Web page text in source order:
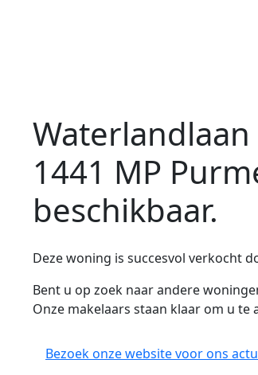
Waterlandlaan
1441 MP
beschikbaar.
Deze woning is succesvol verkocht
Bent u op zoek naar andere
Onze makelaars staan klaar om u
Bezoek onze website voor ons